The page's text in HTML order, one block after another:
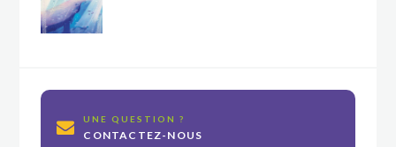
UNE QUESTION ?
CONTACTEZ-NOUS